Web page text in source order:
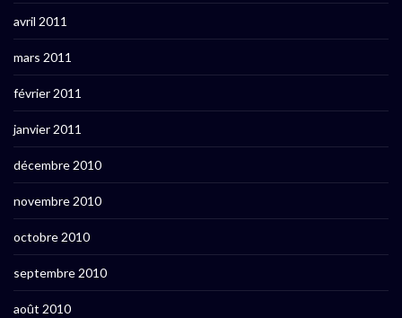
avril 2011
mars 2011
février 2011
janvier 2011
décembre 2010
novembre 2010
octobre 2010
septembre 2010
août 2010